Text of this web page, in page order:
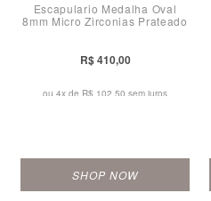
Escapulario Medalha Oval
8mm Micro Zirconias Prateado
R$ 410,00
ou 4x de R$ 102,50 sem juros
SHOP NOW